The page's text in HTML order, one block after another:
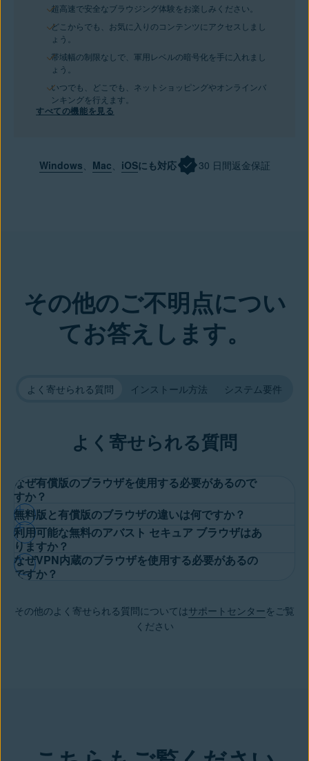
超高速で安全なブラウジング体験をお楽しみください。
どこからでも、お気に入りのコンテンツにアクセスしまし
ょう。
帯域幅の制限なしで、軍用レベルの暗号化を手に入れまし
ょう。
いつでも、どこでも、ネットショッピングやオンラインバ
ンキングを行えます。
すべての機能を見る
Windows Mac iOSにも対応 30 日間返金保証
その他のご不明点につい
てお答えします。
よく寄せられる質問 インストール方法 システム要件
よく寄せられる質問
なぜ有償版のブラウザを使用する必要があるので
すか？
オンライン時に完全な安心感を得ることができるプレミアム ブ
ラウザを持つには費用が発生します。アバスト セキュア ブラウ
ザ プロでは、帯域幅制限のない内蔵VPNを利用できます。これ
により、Web閲覧時のプライバシーが保護され、ブロック対象サ
イトや地域制限サイトを含む、あらゆるサイトやコンテンツにア
無料版と有償版のブラウザの違いは何ですか？
アバスト セキュア ブラウザ プロは
のプレミアム層を表し、無制限の帯域幅を持つ統合 VPN が中心
となっています。また、すべての煩わしい広告やトラッカー、ス
ットを受けるだけでなく、高速な読み込み速度を楽しむこともで
きます。
利用可能な無料のアバスト セキュア ブラウザはあ
りますか？
はい、あります。
きます。また、30 日間の全額返金保証を提供しています。
なぜVPN内蔵のブラウザを使用する必要があるの
ですか？
の悪質な業者は、お客様の個人情報、位置情報、ネット上の活動
を追跡することができません。安全ではないWi-Fi
その他のよく寄せられる質問についてはサポートセンターをご覧
ください